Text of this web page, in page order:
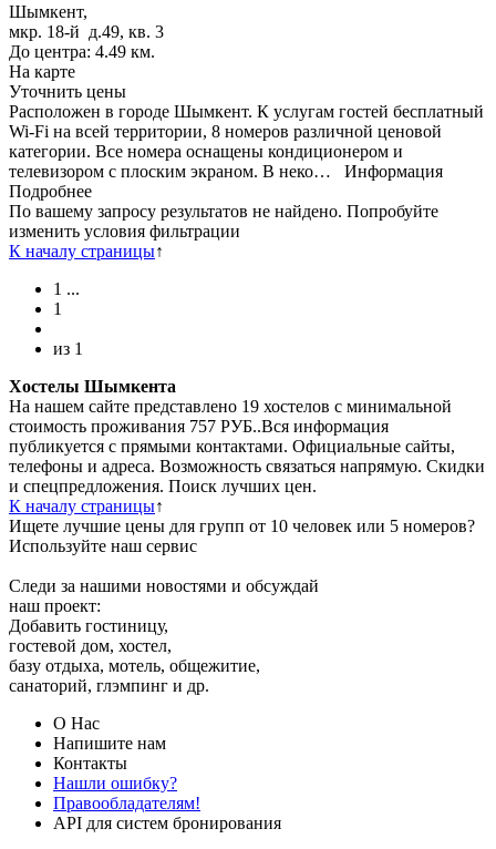
Шымкент,
мкр. 18-й д.49, кв. 3
До центра: 4.49 км.
На карте
Уточнить цены
Расположен в городе Шымкент. К услугам гостей бесплатный
Wi-Fi на всей территории, 8 номеров различной ценовой
категории. Все номера оснащены кондиционером и
телевизором с плоским экраном. В неко… Информация
Подробнее
По вашему запросу результатов не найдено. Попробуйте
изменить условия фильтрации
К началу страницы↑
1 ...
1
из 1
Хостелы Шымкента
На нашем сайте представлено 19 хостелов с минимальной
стоимость проживания 757 РУБ..Вся информация
публикуется с прямыми контактами. Официальные сайты,
телефоны и адреса. Возможность связаться напрямую. Скидки
и спецпредложения. Поиск лучших цен.
К началу страницы↑
Ищете лучшие цены для групп от 10 человек или 5 номеров?
Используйте наш сервис
Следи за нашими новостями и обсуждай
наш проект:
Добавить гостиницу,
гостевой дом, хостел,
базу отдыха, мотель, общежитие,
санаторий, глэмпинг и др.
О Нас
Напишите нам
Контакты
Нашли ошибку?
Правообладателям!
API для систем бронирования